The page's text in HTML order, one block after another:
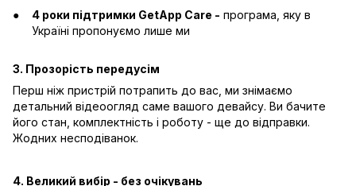
4 роки підтримки GetApp Care - програма, яку в
Україні пропонуємо лише ми
3. Прозорість передусім
Перш ніж пристрій потрапить до вас, ми знімаємо
детальний відеоогляд саме вашого девайсу. Ви бачите
його стан, комплектність і роботу - ще до відправки.
Жодних несподіванок.
4. Великий вибір - без очікувань